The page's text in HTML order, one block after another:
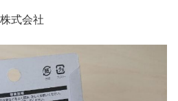
式会社